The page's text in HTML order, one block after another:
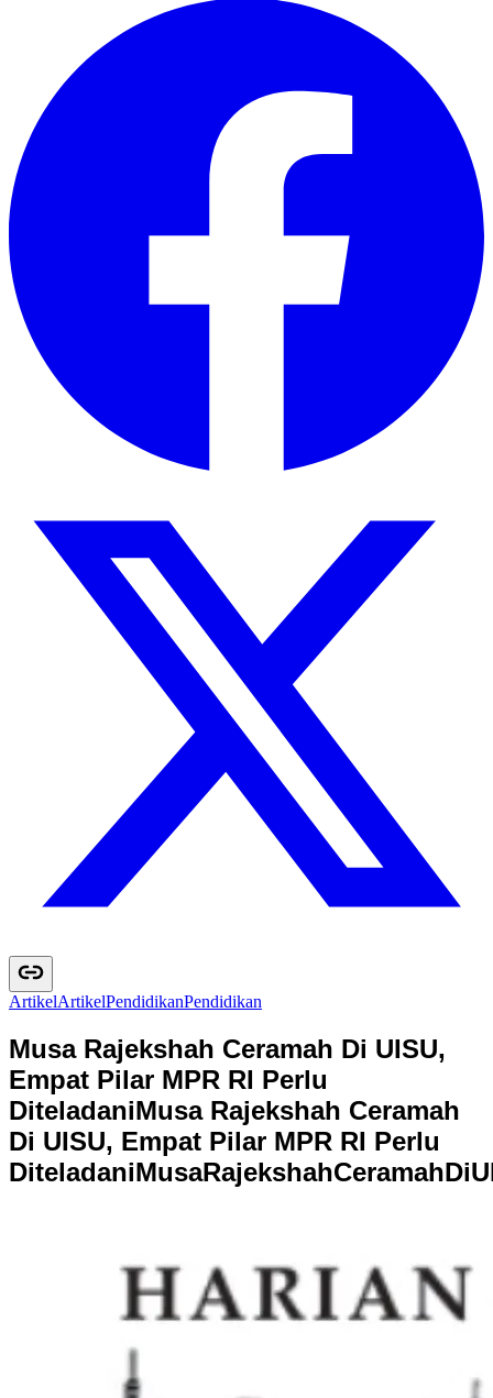
ArtikelArtikelPendidikanPendidikan
Musa Rajekshah Ceramah Di UISU,
Empat Pilar MPR RI Perlu
DiteladaniMusa Rajekshah Ceramah
Di UISU, Empat Pilar MPR RI Perlu
DiteladaniMusaRajekshahCeramahDiU